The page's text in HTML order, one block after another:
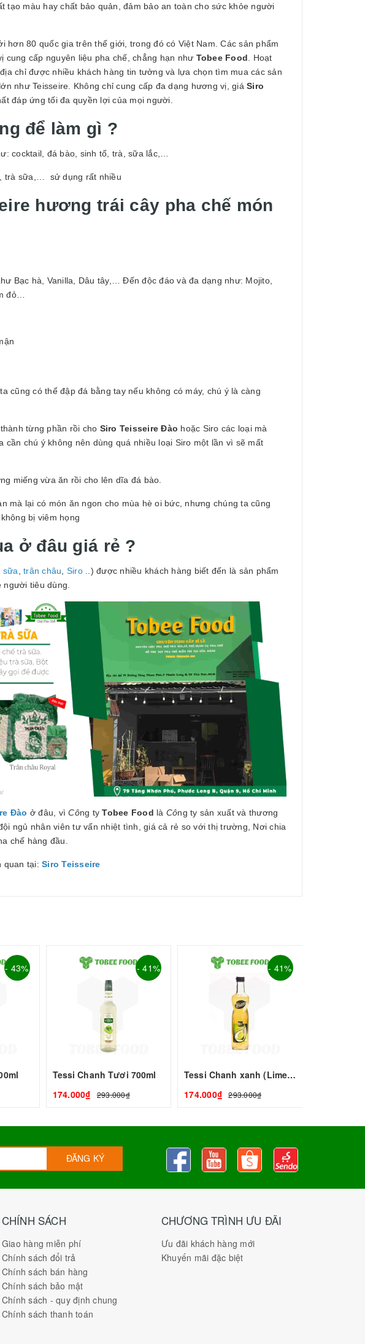
tạo màu hay chất bảo quản, đảm bảo an toàn cho sức khỏe người
hơn 80 quốc gia trên thế giới, trong đó có Việt Nam. Các sản phẩm
cung cấp nguyên liệu pha chế, chẳng hạn như Tobee Food . Hoạt
chỉ được nhiều khách hàng tin tưởng và lựa chọn tìm mua các sản
như Teisseire. Không chỉ cung cấp đa dạng hương vị, giá Siro
đáp ứng tối đa quyền lợi của mọi người.
để làm gì ?
cocktail, đá bào, sinh tố, trà, sữa lắc,…
trà sữa,… sử dụng rất nhiều
hương trái cây pha chế món
Bạc hà, Vanilla, Dâu tây,… Đến độc đáo và đa dạng như: Mojito,
đỏ…
cũng có thể đập đá bằng tay nếu không có máy, chú ý là càng
từng phần rồi cho Siro Teisseire Đào hoặc Siro các loại mà
chú ý không nên dùng quá nhiều loại Siro một lần vì sẽ mất
miếng vừa ăn rồi cho lên dĩa đá bào.
mà lại có món ăn ngon cho mùa hè oi bức, nhưng chúng ta cũng
bị viêm họng
ở đâu giá rẻ ?
sữa trân châu Siro..) được nhiều khách hàng biết đến là sản phẩm
tiêu dùng.
Đào ở đâu, vìCông tyTobee Food là Công ty sản xuất và thương
ngủ nhân viên tư vấn nhiệt tình, giá cả rẻ so với thị trường, Nơi chia
chế hàng đầu.
quan tại: Siro Teisseire
- 43% - 41%
Tessi Chanh Tươi 700ml
174.000₫
293.000₫
- 41%
Tessi Chanh xanh (Lime) 700ml
174.000₫
293.000₫
ĐĂNG KÝ
CHÍNH SÁCH
Giao hàng miễn phí
Chính sách đổi trả
Chính sách bán hàng
Chính sách bảo mật
Chính sách - quy định chung
Chính sách thanh toán
CHƯƠNG TRÌNH ƯU ĐÃI
Ưu đãi khách hàng mới
Khuyến mãi đặc biệt